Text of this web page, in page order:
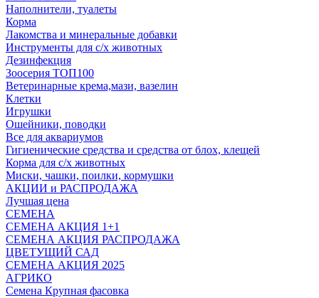
Наполнители, туалеты
Корма
Лакомства и минеральные добавки
Инструменты для с/х животных
Дезинфекция
Зоосерия ТОП100
Ветеринарные крема,мази, вазелин
Клетки
Игрушки
Ошейники, поводки
Все для аквариумов
Гигиенические средства и средства от блох, клещей
Корма для с/х животных
Миски, чашки, поилки, кормушки
АКЦИИ и РАСПРОДАЖА
Лучшая цена
СЕМЕНА
СЕМЕНА АКЦИЯ 1+1
СЕМЕНА АКЦИЯ РАСПРОДАЖА
ЦВЕТУЩИЙ САД
СЕМЕНА АКЦИЯ 2025
АГРИКО
Семена Крупная фасовка